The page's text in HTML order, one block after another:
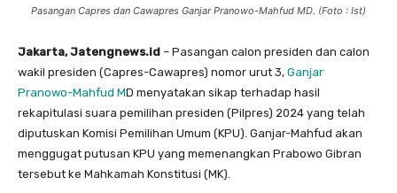
Pasangan Capres dan Cawapres Ganjar Pranowo-Mahfud MD. (Foto : Ist)
Jakarta, Jatengnews.id – Pasangan calon presiden dan calon
wakil presiden (Capres-Cawapres) nomor urut 3, Ganjar
Pranowo-Mahfud MD menyatakan sikap terhadap hasil
rekapitulasi suara pemilihan presiden (Pilpres) 2024 yang telah
diputuskan Komisi Pemilihan Umum (KPU). Ganjar-Mahfud akan
menggugat putusan KPU yang memenangkan Prabowo Gibran
tersebut ke Mahkamah Konstitusi (MK).